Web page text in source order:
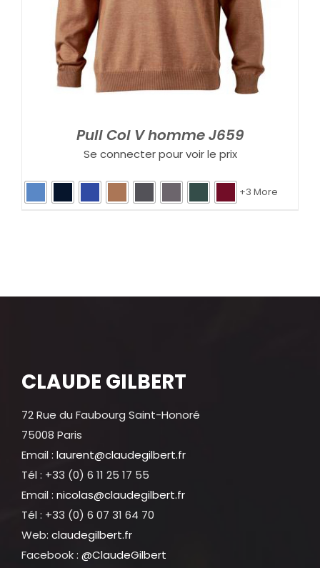
Pull Col V homme J659
Se connecter pour voir le prix
+3 More
CLAUDE GILBERT
72 Rue du Faubourg Saint-Honoré
75008 Paris
Email : laurent@claudegilbert.fr
Tél : +33 (0) 6 11 25 17 55
Email : nicolas@claudegilbert.fr
Tél : +33 (0) 6 07 31 64 70
Web: claudegilbert.fr
Facebook : @ClaudeGilbert